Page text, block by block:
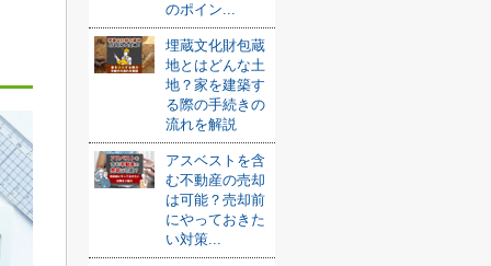
のポイン...
埋蔵文化財包蔵
地とはどんな土
地？家を建築す
る際の手続きの
流れを解説
アスベストを含
む不動産の売却
は可能？売却前
にやっておきた
い対策...